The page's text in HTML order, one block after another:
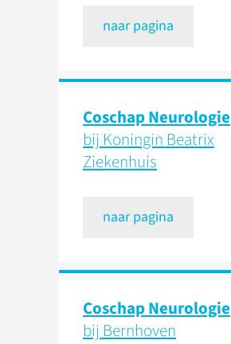
naar pagina
Coschap Neurologie
bij Koningin Beatrix
Ziekenhuis
naar pagina
Coschap Neurologie
bij Bernhoven